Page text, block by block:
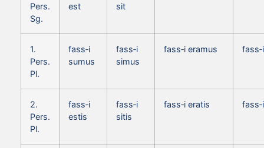
Pers.
Sg.
est
sit
1.
Pers.
Pl.
fass‑i
sumus
fass‑i
simus
fass‑i eramus
2.
Pers.
Pl.
fass‑i
estis
fass‑i
sitis
fass‑i eratis